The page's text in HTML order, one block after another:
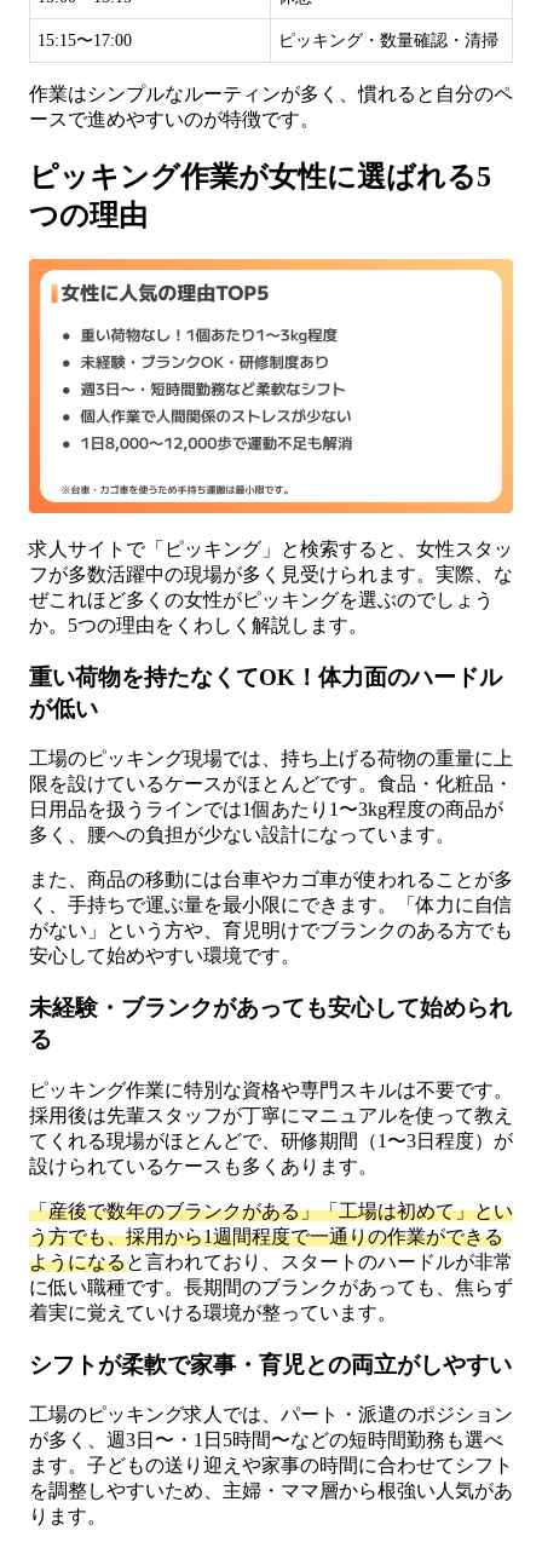
15:15〜17:00 ピッキング・数量確認・清掃
作業はシンプルなルーティンが多く、慣れると自分のペ
ースで進めやすいのが特徴です。
ピッキング作業が女性に選ばれる5
つの理由
求人サイトで「ピッキング」と検索すると、女性スタッ
フが多数活躍中の現場が多く見受けられます。実際、な
ぜこれほど多くの女性がピッキングを選ぶのでしょう
か。5つの理由をくわしく解説します。
重い荷物を持たなくてOK！体力面のハードル
が低い
工場のピッキング現場では、持ち上げる荷物の重量に上
限を設けているケースがほとんどです。食品・化粧品・
日用品を扱うラインでは1個あたり1〜3kg程度の商品が
多く、腰への負担が少ない設計になっています。
また、商品の移動には台車やカゴ車が使われることが多
く、手持ちで運ぶ量を最小限にできます。「体力に自信
がない」という方や、育児明けでブランクのある方でも
安心して始めやすい環境です。
未経験・ブランクがあっても安心して始められ
る
ピッキング作業に特別な資格や専門スキルは不要です。
採用後は先輩スタッフが丁寧にマニュアルを使って教え
てくれる現場がほとんどで、研修期間（1〜3日程度）が
設けられているケースも多くあります。
「産後で数年のブランクがある」「工場は初めて」とい
う方でも、採用から1週間程度で一通りの作業ができる
ようになると言われており、スタートのハードルが非常
に低い職種です。長期間のブランクがあっても、焦らず
着実に覚えていける環境が整っています。
シフトが柔軟で家事・育児との両立がしやすい
工場のピッキング求人では、パート・派遣のポジション
が多く、週3日〜・1日5時間〜などの短時間勤務も選べ
ます。子どもの送り迎えや家事の時間に合わせてシフト
を調整しやすいため、主婦・ママ層から根強い人気があ
ります。